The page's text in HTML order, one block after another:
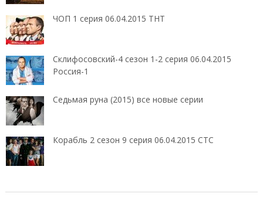
ЧОП 1 серия 06.04.2015 ТНТ
Склифосовский-4 сезон 1-2 серия 06.04.2015
Россия-1
Седьмая руна (2015) все новые серии
Корабль 2 сезон 9 серия 06.04.2015 СТС